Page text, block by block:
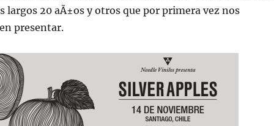
largos 20 aÃ±os y otros que por primera vez nos
presentar.